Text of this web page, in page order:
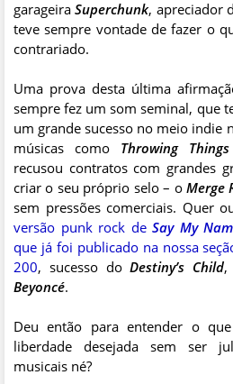
garageiraSuperchunk, apreciador
teve sempre vontade de fazer o
contrariado.
Uma prova desta última
sempre fez um som seminal, que
um grande sucesso no meio indie
músicas como Throwing Things
recusou contratos com grandes
criar o seu próprio selo – o Merge
sem pressões comerciais. Quer
versão punk rock deSay My
que já foi publicado na nossa
200, sucesso doDestiny’s Child,
Beyoncé.
Deu então para entender o
liberdade desejada sem ser
musicais né?